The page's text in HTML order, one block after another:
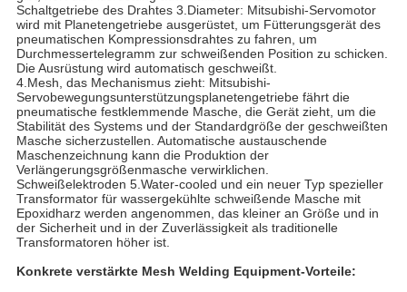
Schaltgetriebe des Drahtes 3.Diameter: Mitsubishi-Servomotor
wird mit Planetengetriebe ausgerüstet, um Fütterungsgerät des
pneumatischen Kompressionsdrahtes zu fahren, um
Durchmessertelegramm zur schweißenden Position zu schicken.
Die Ausrüstung wird automatisch geschweißt.
4.Mesh, das Mechanismus zieht: Mitsubishi-
Servobewegungsunterstützungsplanetengetriebe fährt die
pneumatische festklemmende Masche, die Gerät zieht, um die
Stabilität des Systems und der Standardgröße der geschweißten
Masche sicherzustellen. Automatische austauschende
Maschenzeichnung kann die Produktion der
Verlängerungsgrößenmasche verwirklichen.
Schweißelektroden 5.Water-cooled und ein neuer Typ spezieller
Transformator für wassergekühlte schweißende Masche mit
Epoxidharz werden angenommen, das kleiner an Größe und in
der Sicherheit und in der Zuverlässigkeit als traditionelle
Transformatoren höher ist.
Konkrete verstärkte Mesh Welding Equipment-Vorteile: